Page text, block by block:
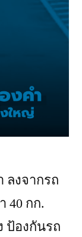
งจากรถ
40 กก.
ป้องกันรถ